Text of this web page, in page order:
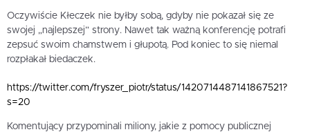
Oczywiście Kłeczek nie byłby sobą, gdyby nie pokazał się ze
swojej „najlepszej” strony. Nawet tak ważną konferencję potrafi
zepsuć swoim chamstwem i głupotą. Pod koniec to się niemal
rozpłakał biedaczek.
https://twitter.com/fryszer_piotr/status/1420714487141867521?
s=20
Komentujący przypominali miliony, jakie z pomocy publicznej